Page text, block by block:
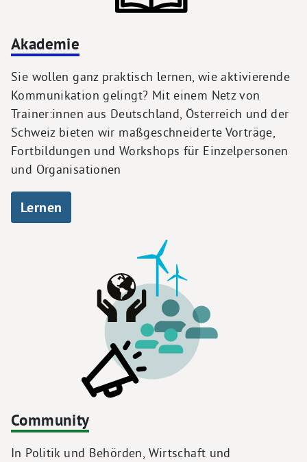
Akademie
Sie wollen ganz praktisch lernen, wie aktivierende
Kommunikation gelingt? Mit einem Netz von
Trainer:innen aus Deutschland, Österreich und der
Schweiz bieten wir maßgeschneiderte Vorträge,
Fortbildungen und Workshops für Einzelpersonen
und Organisationen
Lernen
Community
In Politik und Behörden, Wirtschaft und